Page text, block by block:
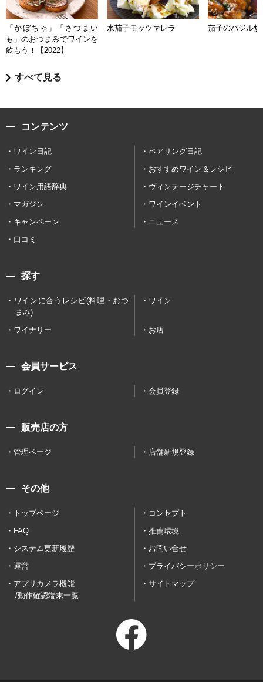
「かぼちゃ」「さつまい
も」のおつまみでワインを
飲もう！【2022】
水茄子モッツァレラ 茄子のバジル炒
すべて見る
コンテンツ
ワイン日記
ペアリング日記
ランキング
おすすめワイン＆レシピ
ワイン用語辞典
ヴィンテージチャート
マガジン
ワインイベント
キャンペーン
ニュース
口コミ
探す
ワインに合うレシピ(料理・おつ
まみ)
ワイン
ワイナリー お店
会員サービス
ログイン 会員登録
販売店の方
管理ページ 店舗新規登録
その他
トップページ
コンセプト
FAQ
推薦環境
システム更新履歴
お問い合せ
運営
プライバシーポリシー
アプリカメラ機能
/動作確認端末一覧
サイトマップ